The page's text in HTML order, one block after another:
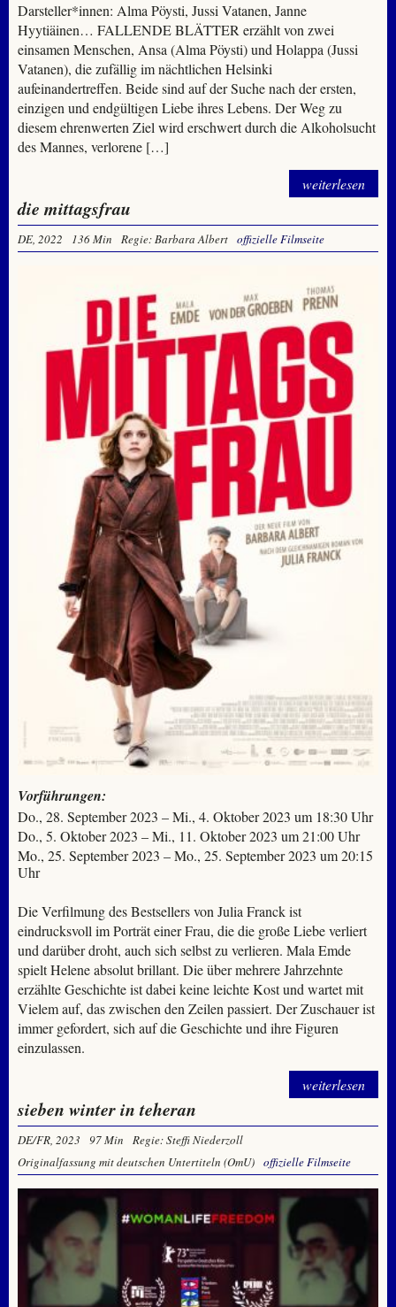
Darsteller*innen: Alma Pöysti, Jussi Vatanen, Janne
Hyytiäinen… FALLENDE BLÄTTER erzählt von zwei
einsamen Menschen, Ansa (Alma Pöysti) und Holappa (Jussi
Vatanen), die zufällig im nächtlichen Helsinki
aufeinandertreffen. Beide sind auf der Suche nach der ersten,
einzigen und endgültigen Liebe ihres Lebens. Der Weg zu
diesem ehrenwerten Ziel wird erschwert durch die Alkoholsucht
des Mannes, verlorene […]
weiterlesen
die mittagsfrau
DE, 2022 136 Min Regie: Barbara Albert offizielle Filmseite
Vorführungen:
Do., 28. September 2023 – Mi., 4. Oktober 2023 um 18:30 Uhr
Do., 5. Oktober 2023 – Mi., 11. Oktober 2023 um 21:00 Uhr
Mo., 25. September 2023 – Mo., 25. September 2023 um 20:15
Uhr
Die Verfilmung des Bestsellers von Julia Franck ist
eindrucksvoll im Porträt einer Frau, die die große Liebe verliert
und darüber droht, auch sich selbst zu verlieren. Mala Emde
spielt Helene absolut brillant. Die über mehrere Jahrzehnte
erzählte Geschichte ist dabei keine leichte Kost und wartet mit
Vielem auf, das zwischen den Zeilen passiert. Der Zuschauer ist
immer gefordert, sich auf die Geschichte und ihre Figuren
einzulassen.
weiterlesen
sieben winter in teheran
DE/FR, 2023 97 Min
Regie: Steffi Niederzoll
Originalfassung mit deutschen Untertiteln (OmU) offizielle Filmseite